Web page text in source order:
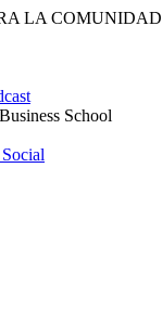
LA COMUNIDAD
School